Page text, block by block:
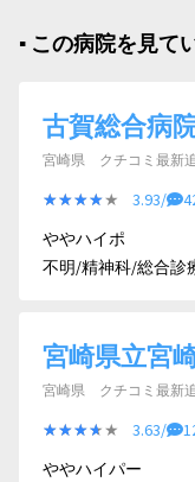
▪︎ この病院を見て
古賀総合病
宮崎県 クチコミ最新
★★★★★
★★★★★ 3.93/
ややハイポ
不明/精神科/総合診
宮崎県立宮
宮崎県 クチコミ最新
★★★★★
★★★★★ 3.63/
ややハイパー